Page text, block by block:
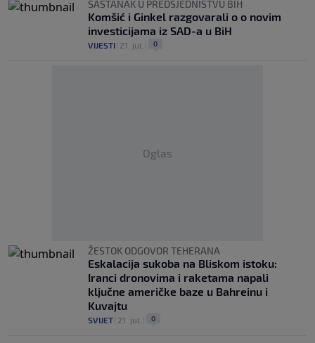
SASTANAK U PREDSJEDNIŠTVU BIH
Komšić i Ginkel razgovarali o o novim
investicijama iz SAD-a u BiH
VIJESTI 21. jul. 0
Oglas
ŽESTOK ODGOVOR TEHERANA
Eskalacija sukoba na Bliskom istoku:
Iranci dronovima i raketama napali
ključne američke baze u Bahreinu i
Kuvajtu
SVIJET 21. jul. 0